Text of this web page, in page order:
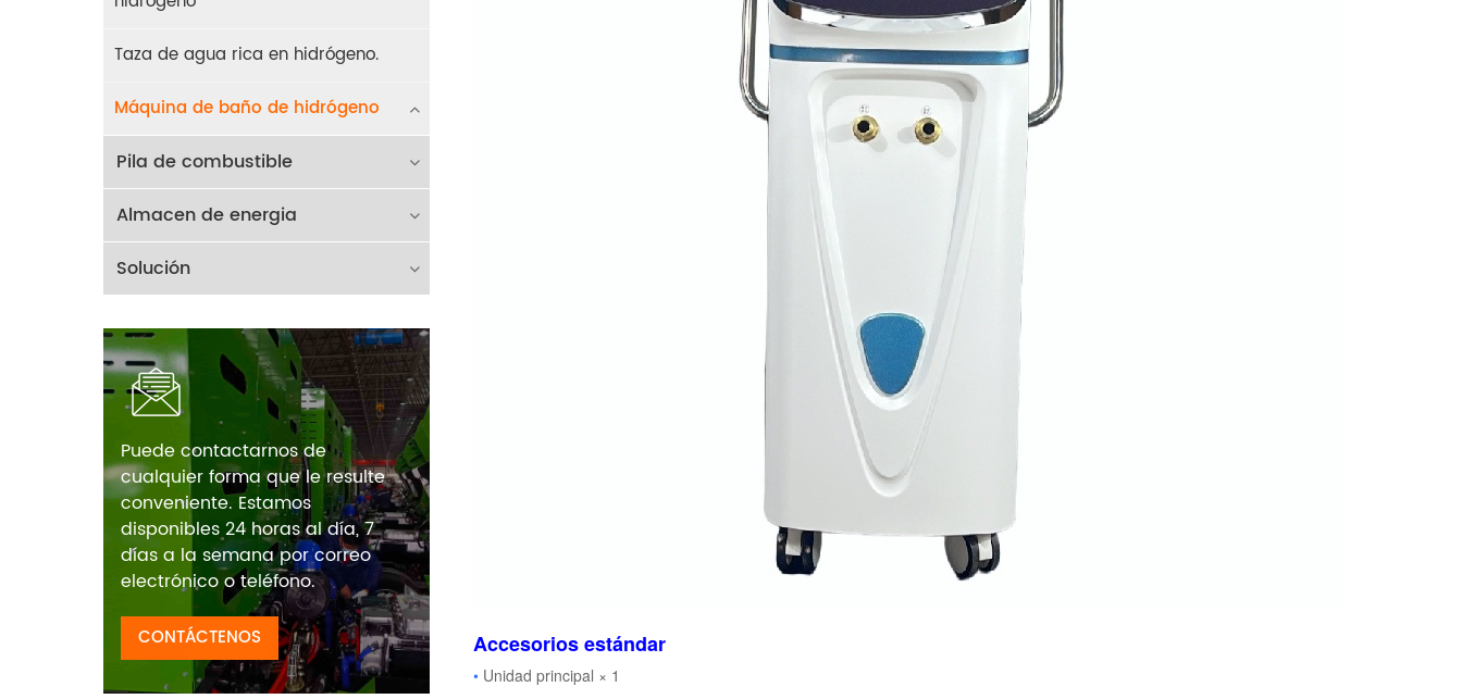
Taza de agua rica en hidrógeno.
Máquina de baño de hidrógeno
Pila de combustible
Almacen de energia
Solución
Puede contactarnos de
cualquier forma que le resulte
conveniente. Estamos
disponibles 24 horas al día, 7
días a la semana por correo
electrónico o teléfono.
CONTÁCTENOS Accesorios estándar
• Unidad principal × 1